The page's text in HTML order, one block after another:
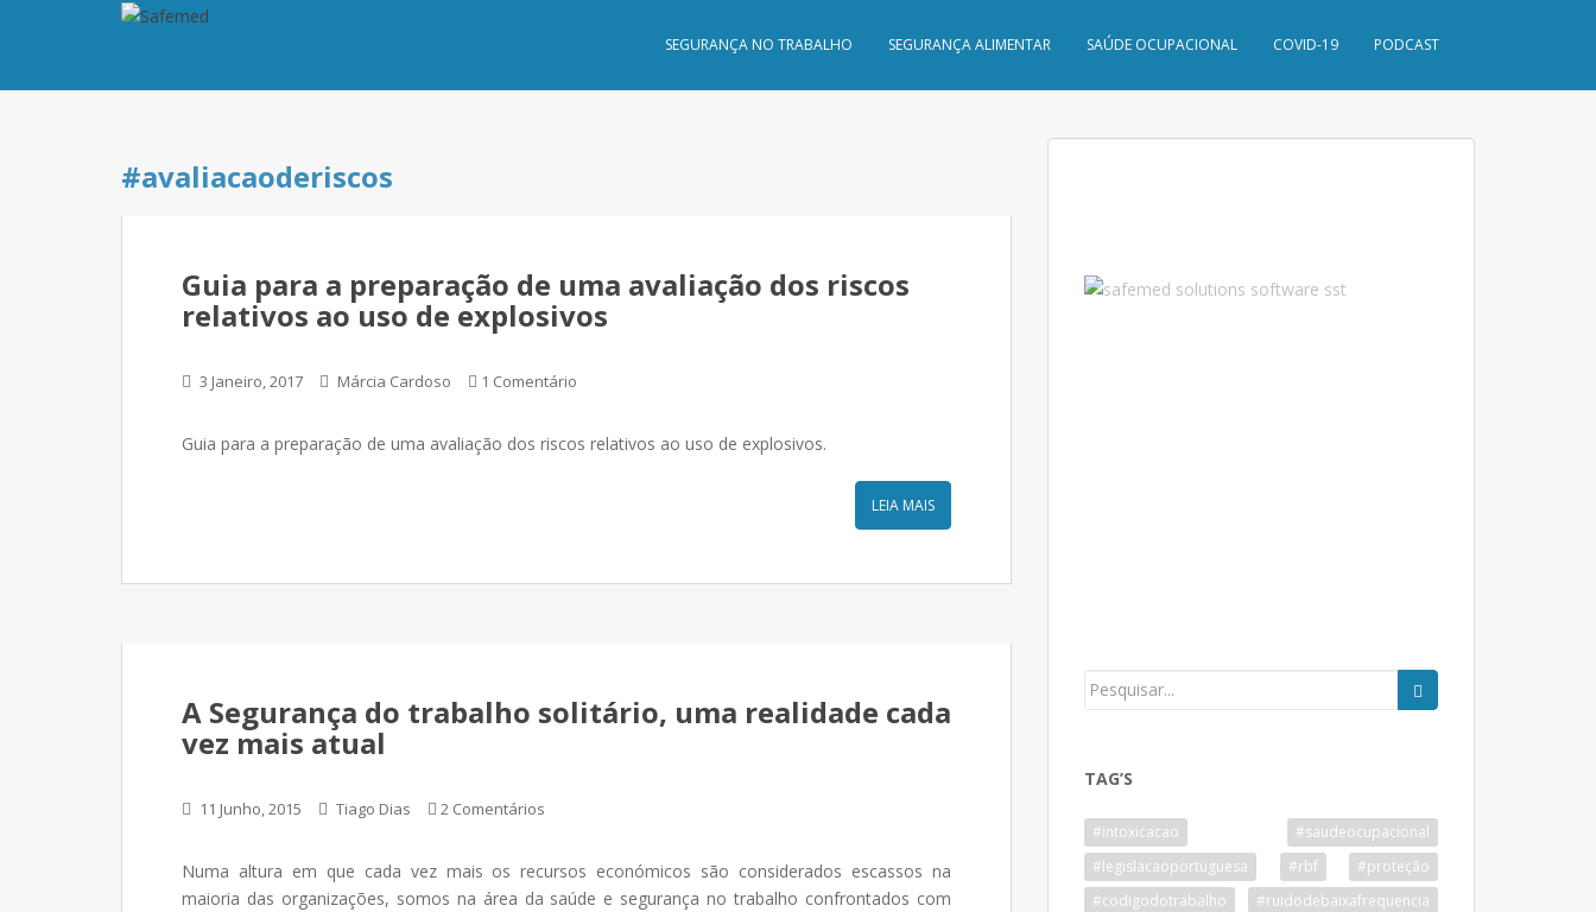
SEGURANÇA NO TRABALHO SEGURANÇA ALIMENTAR SAÚDE OCUPACIONAL COVID-19 PODCAST
#avaliacaoderiscos
Guia para a preparação de uma avaliação dos riscos
relativos ao uso de explosivos
3 Janeiro, 2017 Márcia Cardoso 1 Comentário
Guia para a preparação de uma avaliação dos riscos relativos ao uso de explosivos.
LEIA MAIS
A Segurança do trabalho solitário, uma realidade cada
vez mais atual
11 Junho, 2015 Tiago Dias 2 Comentários
Numa altura em que cada vez mais os recursos económicos são considerados escassos na
maioria das organizações, somos na área da saúde e segurança no trabalho confrontados com
TAG’S
#intoxicacao
#saudeocupacional
#legislacaoportuguesa
#rbf
#proteção
#codigodotrabalho
#ruidodebaixafrequencia